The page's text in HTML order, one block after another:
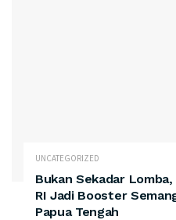
UNCATEGORIZED
Bukan Sekadar Lomba,
RI Jadi Booster
Papua Tengah